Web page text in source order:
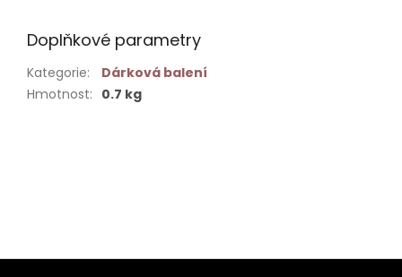
Doplňkové parametry
Kategorie:
Dárková balení
Hmotnost: 0.7 kg
Z